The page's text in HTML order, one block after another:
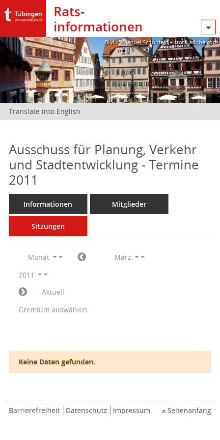
Rats­
informationen
Bild: @Manuel Schönfeld – stock.adobe.com
Translate into English
Ausschuss für Planung, Verkehr
und Stadtentwicklung - Termine
2011
Informationen Mitglieder
Sitzungen
Monat
März
2011
Aktuell
Gremium auswählen
Keine Daten gefunden.
Barrierefreiheit Datenschutz Impressum Seitenanfang